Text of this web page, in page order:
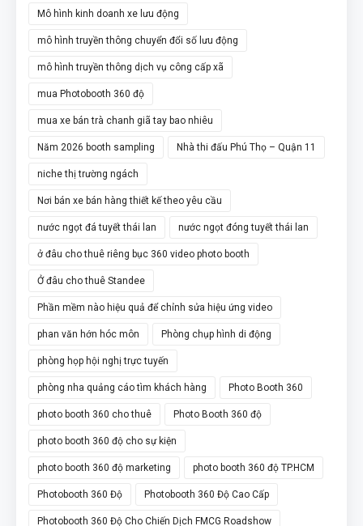
Mô hình kinh doanh xe lưu động
mô hình truyền thông chuyển đổi số lưu động
mô hình truyền thông dịch vụ công cấp xã
mua Photobooth 360 độ
mua xe bán trà chanh giã tay bao nhiêu
Năm 2026 booth sampling Nhà thi đấu Phú Thọ – Quận 11
niche thị trường ngách
Nơi bán xe bán hàng thiết kế theo yêu cầu
nước ngọt đá tuyết thái lan nước ngọt đóng tuyết thái lan
ở đâu cho thuê riêng bục 360 video photo booth
Ở đâu cho thuê Standee
Phần mềm nào hiệu quả để chỉnh sửa hiệu ứng video
phan văn hớn hóc môn Phòng chụp hình di động
phòng họp hội nghị trực tuyến
phòng nha quảng cáo tìm khách hàng Photo Booth 360
photo booth 360 cho thuê Photo Booth 360 độ
photo booth 360 độ cho sự kiện
photo booth 360 độ marketing photo booth 360 độ TP.HCM
Photobooth 360 Độ Photobooth 360 Độ Cao Cấp
Photobooth 360 Độ Cho Chiến Dịch FMCG Roadshow